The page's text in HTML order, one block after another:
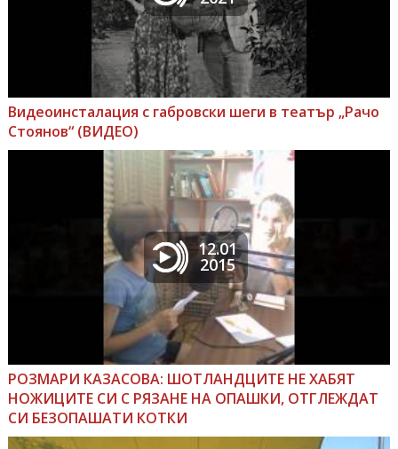
Видеоинсталация с габровски шеги в театър „Рачо
Стоянов“ (ВИДЕО)
12.01
2015
РОЗМАРИ КАЗАСОВА: ШОТЛАНДЦИТЕ НЕ ХАБЯТ
НОЖИЦИТЕ СИ С РЯЗАНЕ НА ОПАШКИ, ОТГЛЕЖДАТ
СИ БЕЗОПАШАТИ КОТКИ